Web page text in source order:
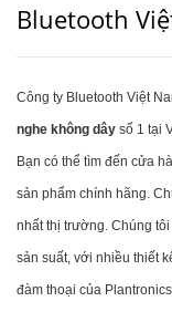
Bluetooth
Công ty Bluetooth Việt
nghe không dây số 1 tại
Bạn có thể tìm đến cửa
sản phẩm chính hãng.
nhất thị trường. Chúng
sản suất, với nhiều thiết
đàm thoại của